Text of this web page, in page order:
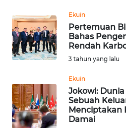
Ekuin
Pertemuan
Bahas
Rendah
3 tahun yang lalu
Ekuin
Jokowi:
Sebuah
Menciptakan
Damai
WN
MALUT
WN
WN
DANAU
TOBA